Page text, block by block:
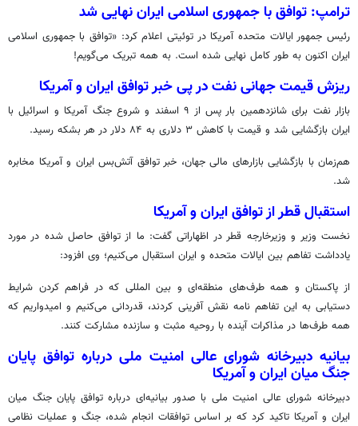
ترامپ: توافق با جمهوری اسلامی ایران نهایی شد
رئیس جمهور ایالات متحده آمریکا در توئیتی اعلام کرد: «توافق با جمهوری اسلامی
ایران اکنون به طور کامل نهایی شده است. به همه تبریک می‌گویم!
ریزش قیمت جهانی نفت در پی خبر توافق ایران و آمریکا
بازار نفت برای شانزدهمین بار پس از ۹ اسفند و شروع جنگ آمریکا و اسرائیل با
ایران بازگشایی شد و قیمت با کاهش ۳ دلاری به ۸۴ دلار در هر بشکه رسید.
هم‌زمان با بازگشایی بازارهای مالی جهان، خبر توافق آتش‌بس ایران و آمریکا مخابره
شد.
استقبال قطر از توافق ایران و آمریکا
نخست وزیر و وزیرخارجه قطر در اظهاراتی گفت: ما از توافق حاصل شده در مورد
یادداشت تفاهم بین ایالات متحده و ایران استقبال می‌کنیم؛ وی افزود:
از پاکستان و همه طرف‌های منطقه‌ای و بین المللی که در فراهم کردن شرایط
دستیابی به این تفاهم نامه نقش آفرینی کردند، قدردانی می‌کنیم و امیدواریم که
همه طرف‌ها در مذاکرات آینده با روحیه مثبت و سازنده مشارکت کنند.
بیانیه دبیرخانه شورای عالی امنیت ملی درباره توافق پایان
جنگ میان ایران و آمریکا
دبیرخانه شورای عالی امنیت ملی با صدور بیانیه‌ای درباره توافق پایان جنگ میان
ایران و آمریکا تاکید کرد که بر اساس توافقات انجام شده، جنگ و عملیات نظامی